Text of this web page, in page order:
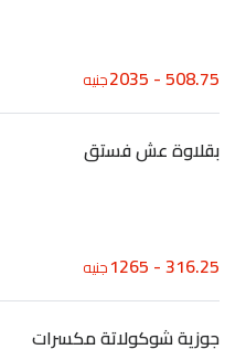
508.75 - 2035 جنيه
بقلاوة عش فستق
316.25 - 1265 جنيه
جوزية شوكولاتة مكسرات